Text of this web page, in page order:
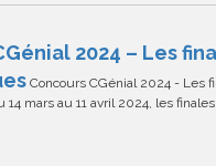
2024 – Les
Concours CGénial 2024 - Les
mars au 11 avril 2024, les finales